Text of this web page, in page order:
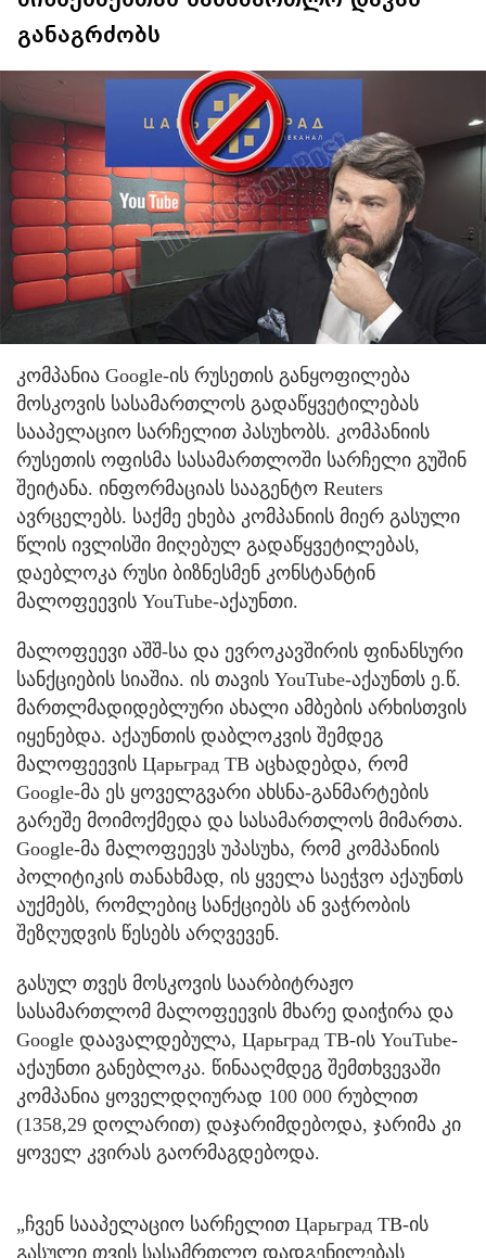
განაგრძობს
კომპანია Google-ის რუსეთის განყოფილება
მოსკოვის სასამართლოს გადაწყვეტილებას
სააპელაციო სარჩელით პასუხობს. კომპანიის
რუსეთის ოფისმა სასამართლოში სარჩელი გუშინ
შეიტანა. ინფორმაციას სააგენტო Reuters
ავრცელებს. საქმე ეხება კომპანიის მიერ გასული
წლის ივლისში მიღებულ გადაწყვეტილებას,
დაებლოკა რუსი ბიზნესმენ კონსტანტინ
მალოფეევის YouTube-აქაუნთი.
მალოფეევი აშშ-სა და ევროკავშირის ფინანსური
სანქციების სიაშია. ის თავის YouTube-აქაუნთს ე.წ.
მართლმადიდებლური ახალი ამბების არხისთვის
იყენებდა. აქაუნთის დაბლოკვის შემდეგ
მალოფეევის Царьград ТВ აცხადებდა, რომ
Google-მა ეს ყოველგვარი ახსნა-განმარტების
გარეშე მოიმოქმედა და სასამართლოს მიმართა.
Google-მა მალოფეევს უპასუხა, რომ კომპანიის
პოლიტიკის თანახმად, ის ყველა საეჭვო აქაუნთს
აუქმებს, რომლებიც სანქციებს ან ვაჭრობის
შეზღუდვის წესებს არღვევენ.
გასულ თვეს მოსკოვის საარბიტრაჟო
სასამართლომ მალოფეევის მხარე დაიჭირა და
Google დაავალდებულა, Царьград ТВ-ის YouTube-
აქაუნთი განებლოკა. წინააღმდეგ შემთხვევაში
კომპანია ყოველდღიურად 100 000 რუბლით
(1358,29 დოლარით) დაჯარიმდებოდა, ჯარიმა კი
ყოველ კვირას გაორმაგდებოდა.
„ჩვენ სააპელაციო სარჩელით Царьград ТВ-ის
გასული თვის სასამრთლო დადგენილებას